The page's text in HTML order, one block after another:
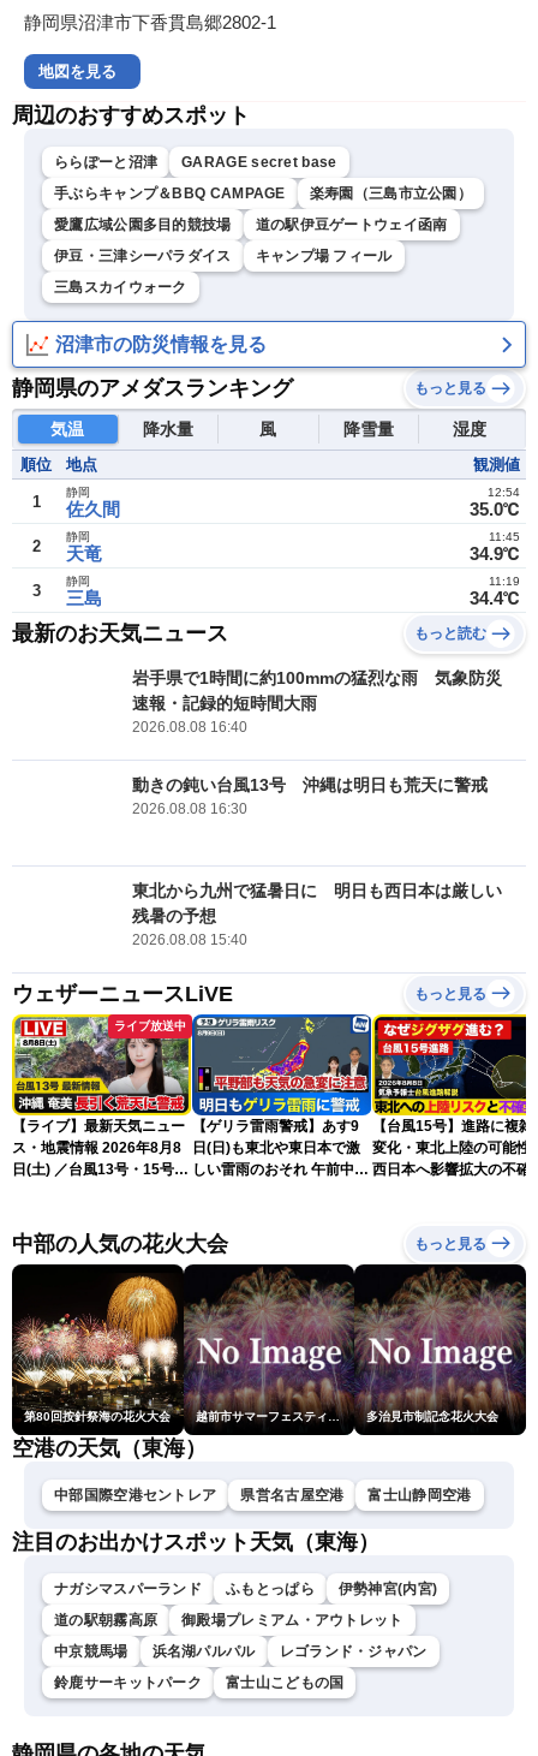
静岡県沼津市下香貫島郷2802-1
地図を見る
周辺のおすすめスポット
ららぽーと沼津
GARAGE secret base
手ぶらキャンプ＆BBQ CAMPAGE
楽寿園（三島市立公園）
愛鷹広域公園多目的競技場
道の駅伊豆ゲートウェイ函南
伊豆・三津シーパラダイス
キャンプ場 フィール
三島スカイウォーク
沼津市の防災情報を見る
静岡県のアメダスランキング もっと見る
気温 降水量 風 降雪量 湿度
順位 地点 観測値
1 佐久間
静岡
35.0℃
12:54
2 天竜
静岡
34.9℃
11:45
3 三島
静岡
34.4℃
11:19
最新のお天気ニュース もっと読む
岩手県で1時間に約100mmの猛烈な雨 気象防災
速報・記録的短時間大雨
2026.08.08 16:40
動きの鈍い台風13号 沖縄は明日も荒天に警戒
2026.08.08 16:30
東北から九州で猛暑日に 明日も西日本は厳しい
残暑の予想
2026.08.08 15:40
ウェザーニュースLiVE もっと見る
ライブ放送中
【ライブ】最新天気ニュー
ス・地震情報 2026年8月8
日(土) ／台風13号・15号
ーニュースLiVEムーン・戸
北美月／芳野達郎〉
【ゲリラ雷雨警戒】あす9
日(日)も東北や東日本で激
しい雷雨のおそれ 午前中か
【台風15号】進路に複雑
変化・東北上陸の可能性
西日本へ影響拡大の不確
中部の人気の花火大会 もっと見る
第80回按針祭海の花火大会 越前市サマーフェスティバル花火大会 多治見市制記念花火大会
空港の天気（東海）
中部国際空港セントレア 県営名古屋空港 富士山静岡空港
注目のお出かけスポット天気（東海）
ナガシマスパーランド ふもとっぱら
伊勢神宮(内宮)
道の駅朝霧高原
御殿場プレミアム・アウトレット
中京競馬場
浜名湖パルパル
レゴランド・ジャパン
鈴鹿サーキットパーク
富士山こどもの国